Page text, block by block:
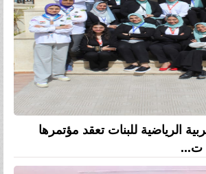
الرياضية للبنات تعقد مؤتمرها
ت...